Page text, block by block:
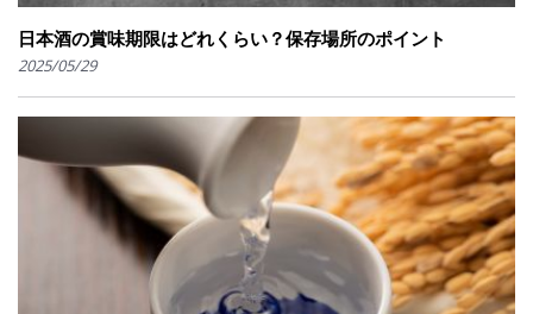
日本酒の賞味期限はどれくらい？保存場所のポイント
2025/05/29